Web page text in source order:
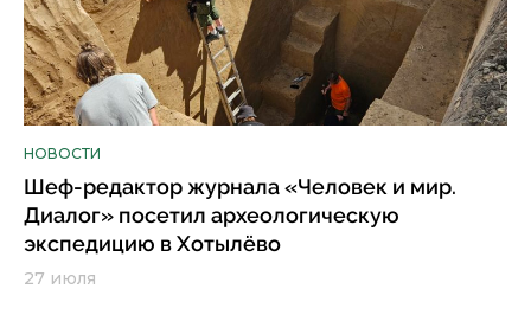
НОВОСТИ
Шеф-редактор журнала «Человек и мир.
Диалог» посетил археологическую
экспедицию в Хотылёво
27 июля